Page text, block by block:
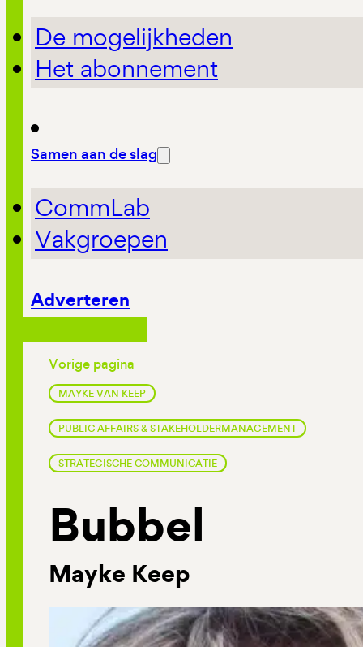
De mogelijkheden
Het abonnement
Samen aan de slag
CommLab
Vakgroepen
Adverteren
Vorige pagina
MAYKE VAN KEEP
PUBLIC AFFAIRS & STAKEHOLDERMANAGEMENT
STRATEGISCHE COMMUNICATIE
Bubbel
Mayke Keep